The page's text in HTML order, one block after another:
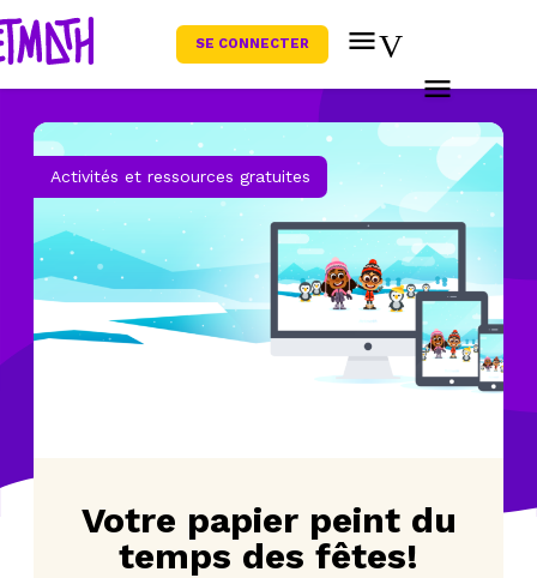
SE CONNECTER
Activités et ressources gratuites
Votre papier peint du
temps des fêtes!